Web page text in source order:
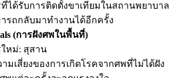
ได้รับการติดตั้งขาเทียมในสถานพยาบาล
รถกลับมาทำงานได้อีกครั้ง
(การฝังศพในพื้นที่)
หม่: สุสาน
มเสี่ยงของการเกิดโรคจากศพที่ไม่ได้ฝัง